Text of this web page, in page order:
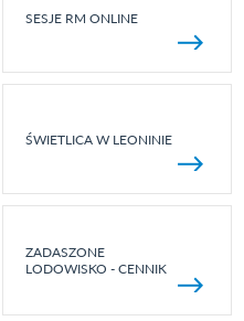
SESJE RM ONLINE
ŚWIETLICA W LEONINIE
ZADASZONE
LODOWISKO - CENNIK